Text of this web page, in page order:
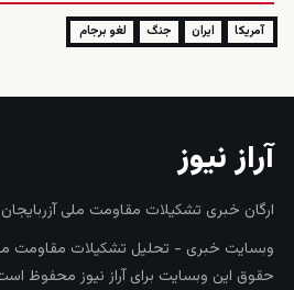
آمریکا ایران جنگ لغو برجام
آراز نیوز
ارگان خبری تشکیلات مقاومت ملی آزربایجان
وبسایت خبری - تحلیل تشکیلات مقاومت
حقوق این وبسایت برای آراز نیوز محفوظ